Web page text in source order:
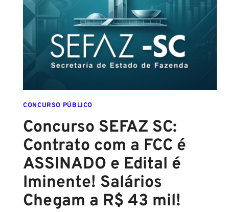
CONFIRMADO
SETEMBRO!
CONCURSO PÚBLICO
Concurso SEFAZ SC:
Contrato com a FCC é
ASSINADO e Edital é
Iminente! Salários
Chegam a R$ 43 mil!